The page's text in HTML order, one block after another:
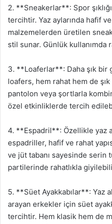
2. **Sneakerlar**: Spor
tercihtir. Yaz aylarında hafif
malzemelerden üretilen
stil sunar. Günlük kullanımda
3. **Loaferlar**: Daha şık bir
loafers, hem rahat hem de
pantolon veya şortlarla
özel etkinliklerde tercih
4. **Espadril**: Özellikle yaz
espadriller, hafif ve rahat
ve jüt tabanı sayesinde serin
partilerinde rahatlıkla
5. **Süet Ayakkabılar**: Yaz
arayan erkekler için süet
tercihtir. Hem klasik hem de